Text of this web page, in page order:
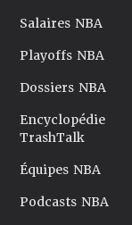
Salaires NBA
Playoffs NBA
Dossiers NBA
Encyclopédie
TrashTalk
Équipes NBA
Podcasts NBA